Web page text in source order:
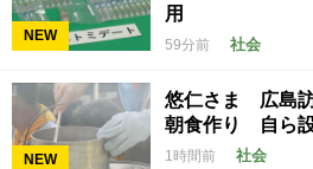
NEW
用
59分前 社会
NEW
悠仁さま 広島
朝食作り 自ら
1時間前 社会